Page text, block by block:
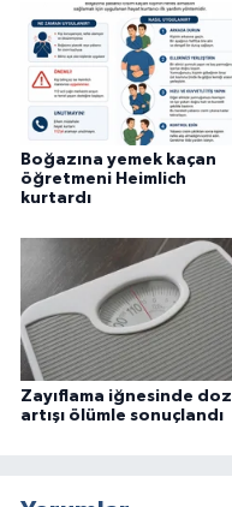
Boğazına yemek kaçan
öğretmeni Heimlich
kurtardı
Zayıflama iğnesinde doz
artışı ölümle sonuçlandı